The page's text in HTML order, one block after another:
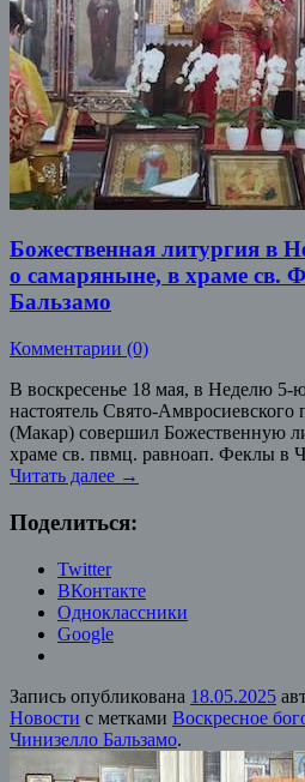
Божественная литургия в
о самаряныне, в храме св.
Бальзамо
Комментарии (0)
В воскресенье 18 мая, в Неделю 5-
настоятель Свято-
(Макар) совершил Божественную
храме св. пвмц. равноап. Феклы в
Читать далее →
Поделиться:
Twitter
ВКонтакте
Одноклассники
Google
Запись опубликована 18.05.2025
Новости с метками Воскресное
Чинизелло Бальзамо.